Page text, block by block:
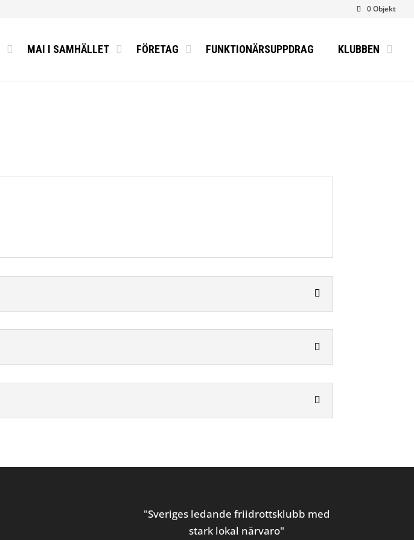
0 Objekt
MAI I SAMHÄLLET FÖRETAG FUNKTIONÄRSUPPDRAG KLUBBEN
"Sveriges ledande friidrottsklubb med
stark lokal närvaro"